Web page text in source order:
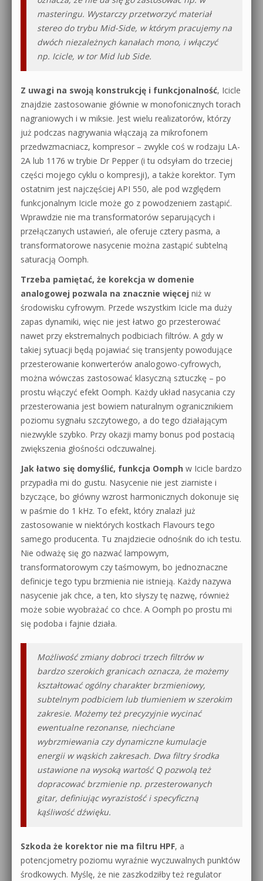
masteringu. Wystarczy przetworzyć materiał
stereo do trybu Mid-Side, w którym pracujemy na
dwóch niezależnych kanałach mono, i włączyć
np. Icicle, w tor Mid lub Side.
Z uwagi na swoją konstrukcję i funkcjonalność, Icicle
znajdzie zastosowanie głównie w monofonicznych torach
nagraniowych i w miksie. Jest wielu realizatorów, którzy
już podczas nagrywania włączają za mikrofonem
przedwzmacniacz, kompresor – zwykle coś w rodzaju LA-
2A lub 1176 w trybie Dr Pepper (i tu odsyłam do trzeciej
części mojego cyklu o kompresji), a także korektor. Tym
ostatnim jest najczęściej API 550, ale pod względem
funkcjonalnym Icicle może go z powodzeniem zastąpić.
Wprawdzie nie ma transformatorów separujących i
przełączanych ustawień, ale oferuje cztery pasma, a
transformatorowe nasycenie można zastąpić subtelną
saturacją Oomph.
Trzeba pamiętać, że korekcja w domenie
analogowej pozwala na znacznie więcej niż w
środowisku cyfrowym. Przede wszystkim Icicle ma duży
zapas dynamiki, więc nie jest łatwo go przesterować
nawet przy ekstremalnych podbiciach filtrów. A gdy w
takiej sytuacji będą pojawiać się transjenty powodujące
przesterowanie konwerterów analogowo-cyfrowych,
można wówczas zastosować klasyczną sztuczkę – po
prostu włączyć efekt Oomph. Każdy układ nasycania czy
przesterowania jest bowiem naturalnym ogranicznikiem
poziomu sygnału szczytowego, a do tego działającym
niezwykle szybko. Przy okazji mamy bonus pod postacią
zwiększenia głośności odczuwalnej.
Jak łatwo się domyślić, funkcja Oomph w Icicle bardzo
przypadła mi do gustu. Nasycenie nie jest ziarniste i
bzyczące, bo główny wzrost harmonicznych dokonuje się
w paśmie do 1 kHz. To efekt, który znalazł już
zastosowanie w niektórych kostkach Flavours tego
samego producenta. Tu znajdziecie odnośnik do ich testu.
Nie odważę się go nazwać lampowym,
transformatorowym czy taśmowym, bo jednoznaczne
definicje tego typu brzmienia nie istnieją. Każdy nazywa
nasycenie jak chce, a ten, kto słyszy tę nazwę, również
może sobie wyobrażać co chce. A Oomph po prostu mi
się podoba i fajnie działa.
Możliwość zmiany dobroci trzech filtrów w
bardzo szerokich granicach oznacza, że możemy
kształtować ogólny charakter brzmieniowy,
subtelnym podbiciem lub tłumieniem w szerokim
zakresie. Możemy też precyzyjnie wycinać
ewentualne rezonanse, niechciane
wybrzmiewania czy dynamiczne kumulacje
energii w wąskich zakresach. Dwa filtry środka
ustawione na wysoką wartość Q pozwolą też
dopracować brzmienie np. przesterowanych
gitar, definiując wyrazistość i specyficzną
kąśliwość dźwięku.
Szkoda że korektor nie ma filtru HPF, a
potencjometry poziomu wyraźnie wyczuwalnych punktów
środkowych. Myślę, że nie zaszkodziłby też regulator